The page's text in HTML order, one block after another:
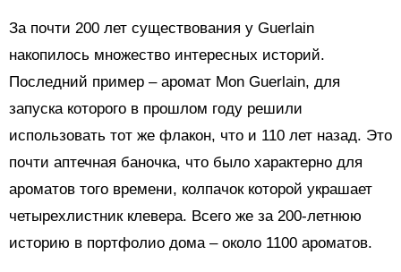
За почти 200 лет существования у Guerlain
накопилось множество интересных историй.
Последний пример – аромат Mon Guerlain, для
запуска которого в прошлом году решили
использовать тот же флакон, что и 110 лет назад. Это
почти аптечная баночка, что было характерно для
ароматов того времени, колпачок которой украшает
четырехлистник клевера. Всего же за 200-летнюю
историю в портфолио дома – около 1100 ароматов.